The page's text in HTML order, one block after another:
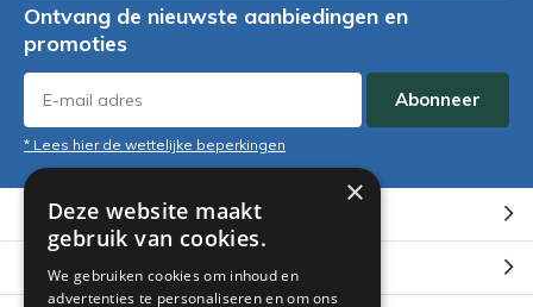
Ontvang de nieuwste aanbiedingen en
promoties
Abonneer
* Lees hier de wettelijke beperkingen
Klantenservice
Mijn account
×
Deze website maakt
gebruik van cookies.
We gebruiken cookies om inhoud en
advertenties te personaliseren en om ons